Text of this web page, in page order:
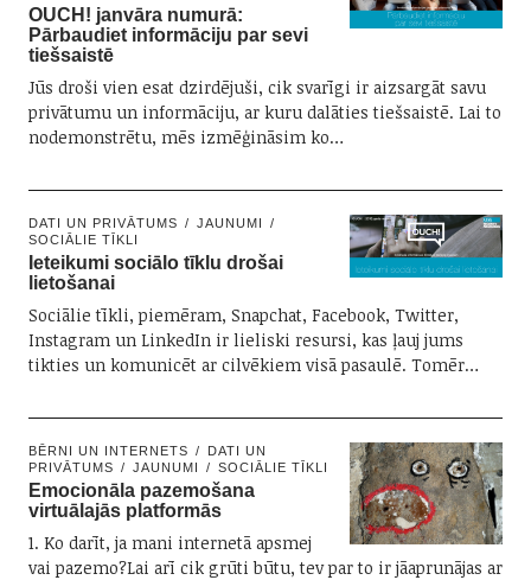
OUCH! janvāra numurā:
Pārbaudiet informāciju par sevi
tiešsaistē
Jūs droši vien esat dzirdējuši, cik svarīgi ir aizsargāt savu
privātumu un informāciju, ar kuru dalāties tiešsaistē. Lai to
nodemonstrētu, mēs izmēģināsim ko…
DATI UN PRIVĀTUMS
JAUNUMI
SOCIĀLIE TĪKLI
Ieteikumi sociālo tīklu drošai
lietošanai
Sociālie tīkli, piemēram, Snapchat, Facebook, Twitter,
Instagram un LinkedIn ir lieliski resursi, kas ļauj jums
tikties un komunicēt ar cilvēkiem visā pasaulē. Tomēr…
BĒRNI UN INTERNETS
DATI UN
PRIVĀTUMS
JAUNUMI SOCIĀLIE TĪKLI
Emocionāla pazemošana
virtuālajās platformās
1. Ko darīt, ja mani internetā apsmej
vai pazemo?Lai arī cik grūti būtu, tev par to ir jāaprunājas ar